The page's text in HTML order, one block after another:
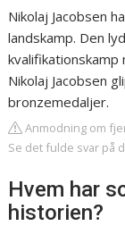
Nikolaj Jacobsen
landskamp. Den
kvalifikationskamp
Nikolaj Jacobsen
bronzemedaljer.
Anmodning om
Se det fulde svar på
Hvem har
historien?